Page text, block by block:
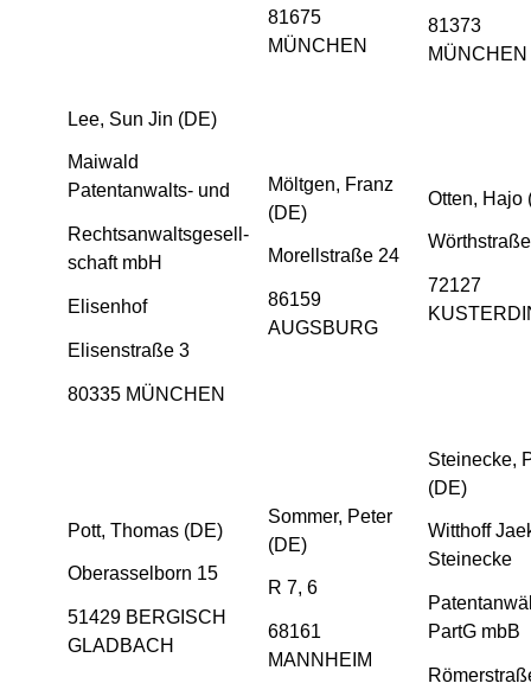
81675
MÜNCHEN
81373
MÜNCHEN
Lee, Sun Jin (DE)
Maiwald
Patentanwalts- und
Rechtsanwaltsgesell-
schaft mbH
Elisenhof
Elisenstraße 3
80335 MÜNCHEN
Möltgen, Franz
(DE)
Morellstraße 24
86159
AUGSBURG
Otten, Hajo
72127
Pott, Thomas (DE)
Oberasselborn 15
51429 BERGISCH
GLADBACH
Sommer, Peter
(DE)
R 7, 6
68161
MANNHEIM
Steinecke,
(DE)
Witthoff
Steinecke
PartG mbB